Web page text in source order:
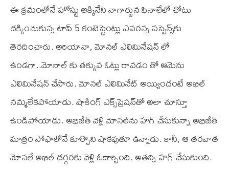
ఈ క్రమంలోనే హోస్టు అక్కినేని నాగార్జున ఫినాలేలో చోటు
దక్కించుకున్న టాప్ 5 కంటెస్టెంట్లు ఎవరన్న సస్పెన్స్‌కు
తెరదించారు. అరియానా, మోనల్ ఎలిమినేషన్ లో
ఉండగా..మోనాల్ కు తక్కువ ఓట్లు రావడం తో ఆమెను
ఎలిమినేషన్ చేసారు. మోనల్ ఎలిమినేట్ అయ్యిందంటే అఖిల్
నమ్మలేకపోయాడు. షాకింగ్ ఎక్స్‌ప్రెషన్‌తో అలా చూస్తూ
ఉండిపోయాడు. అభిజీత్ వెళ్లి మోనల్‌ను హగ్ చేసుకున్నా అభిజీత్
మాత్రం సోఫాలోనే కూర్చొని షాకవుతూ ఉన్నాడు. కానీ, ఆ తరవాత
మోనలే అఖిల్ దగ్గరకు వెళ్లి ఓదార్చింది. అతన్ని హగ్ చేసుకుంది.